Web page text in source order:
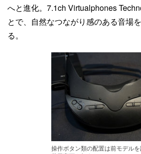
へと進化。7.1ch Virtualphones
とで、自然なつながり感のある音場
る。
操作ボタン類の配置は前モデル